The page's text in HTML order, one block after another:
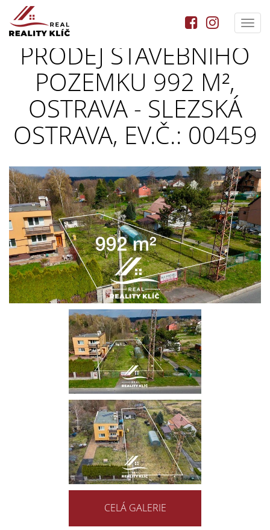
PRODEJ STAVEBNÍHO
POZEMKU 992 M²,
OSTRAVA - SLEZSKÁ
OSTRAVA, EV.Č.: 00459
CELÁ GALERIE